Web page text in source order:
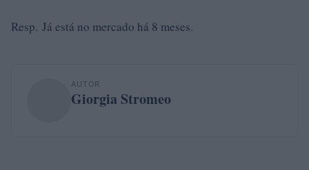
Resp. Já está no mercado há 8 meses.
AUTOR
Giorgia Stromeo